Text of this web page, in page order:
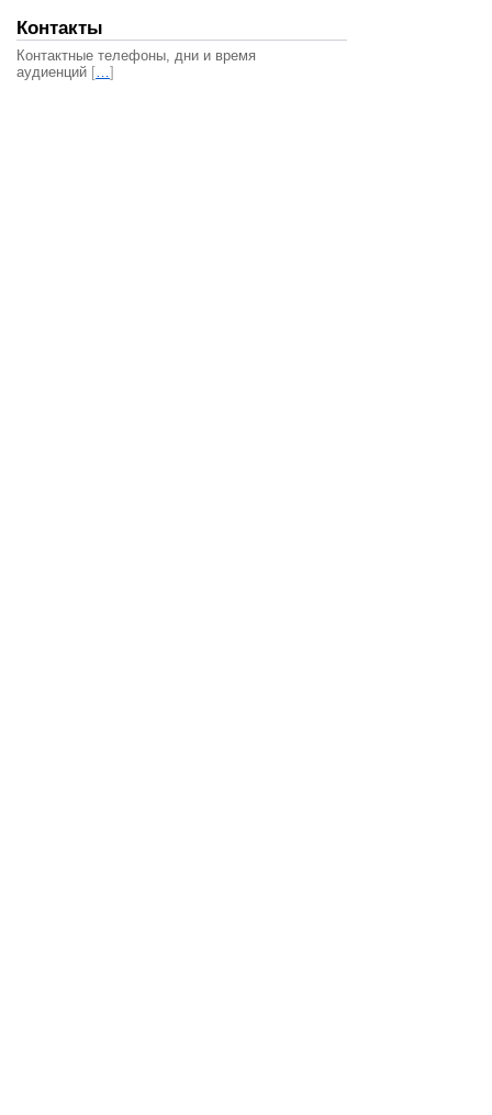
Контакты
Контактные телефоны, дни и время
аудиенций […]